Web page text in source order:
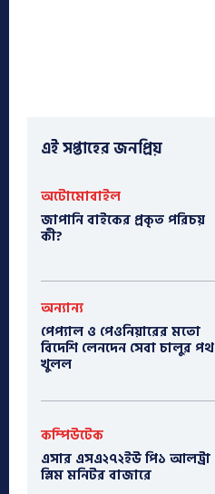
এই সপ্তাহের জনপ্রিয়
অটোমোবাইল
​জাপানি বাইকের প্রকৃত পরিচয়
কী?
অন্যান্য
পেপ্যাল ও পেওনিয়ারের মতো
বিদেশি লেনদেন সেবা চালুর পথ
খুলল
কম্পিউটেক
এসার এসএ২৭২ইউ পি১ আলট্রা
স্লিম মনিটর বাজারে